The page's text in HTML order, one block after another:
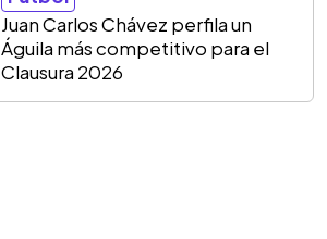
Juan Carlos Chávez perfila un
Águila más competitivo para el
Clausura 2026